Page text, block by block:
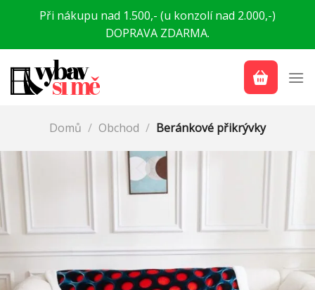
PřeskočitPři nákupu nad 1.500,- (u konzolí nad 2.000,-)
DOPRAVA ZDARMA.
Domů / Obchod / Beránkové přikrývky